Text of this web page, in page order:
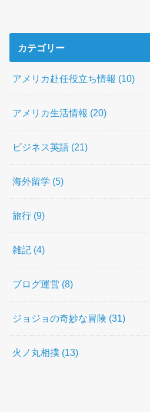
カテゴリー
アメリカ赴任役立ち情報 (10)
アメリカ生活情報 (20)
ビジネス英語 (21)
海外留学 (5)
旅行 (9)
雑記 (4)
ブログ運営 (8)
ジョジョの奇妙な冒険 (31)
火ノ丸相撲 (13)